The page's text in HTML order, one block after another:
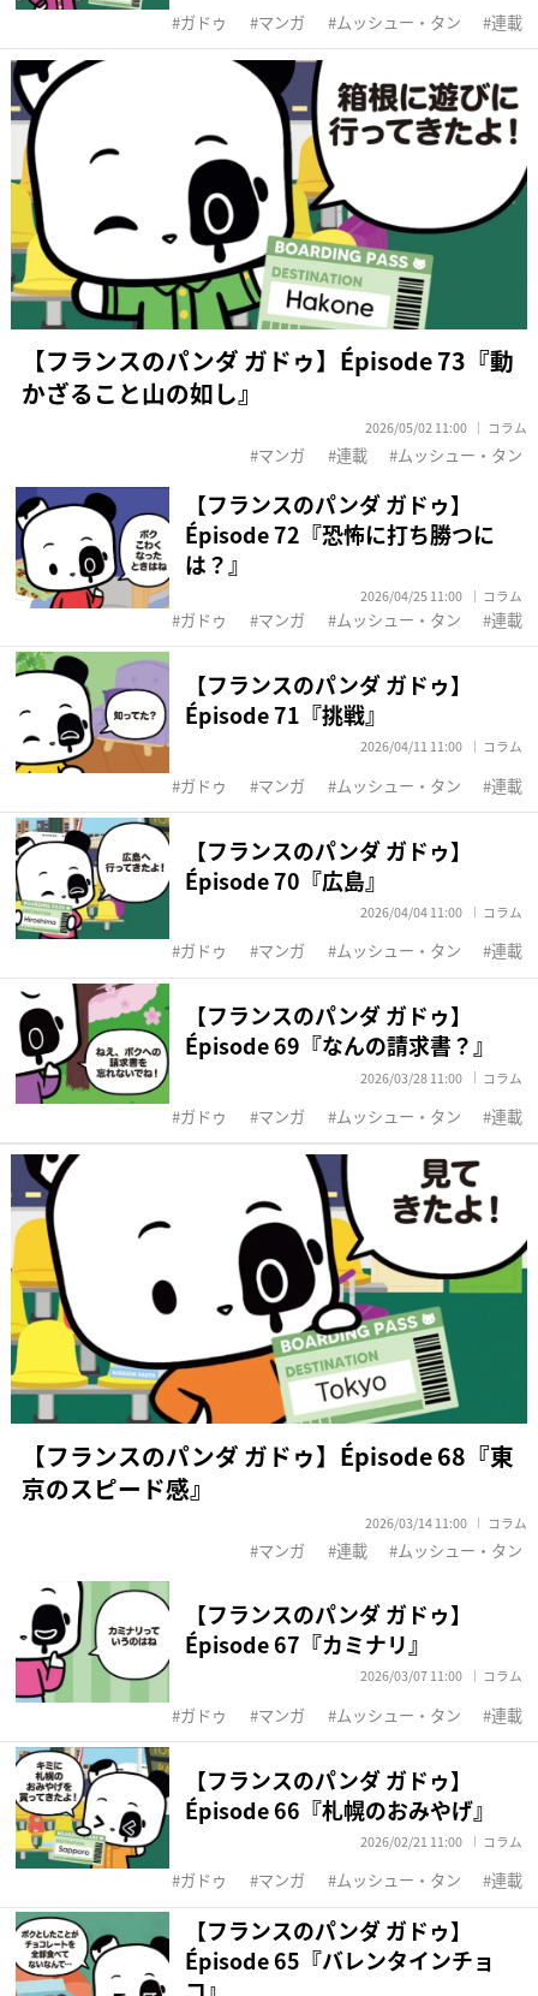
ガドゥ マンガ ムッシュー・タン 連載
【フランスのパンダ ガドゥ】Épisode 73『動
かざること山の如し』
2026/05/02 11:00 コラム
マンガ 連載 ムッシュー・タン
【フランスのパンダ ガドゥ】
Épisode 72『恐怖に打ち勝つに
は？』
2026/04/25 11:00 コラム
ガドゥ マンガ ムッシュー・タン 連載
【フランスのパンダ ガドゥ】
Épisode 71『挑戦』
2026/04/11 11:00 コラム
ガドゥ マンガ ムッシュー・タン 連載
【フランスのパンダ ガドゥ】
Épisode 70『広島』
2026/04/04 11:00 コラム
ガドゥ マンガ ムッシュー・タン 連載
【フランスのパンダ ガドゥ】
Épisode 69『なんの請求書？』
2026/03/28 11:00 コラム
ガドゥ マンガ ムッシュー・タン 連載
【フランスのパンダ ガドゥ】Épisode 68『東
京のスピード感』
2026/03/14 11:00 コラム
マンガ 連載 ムッシュー・タン
【フランスのパンダ ガドゥ】
Épisode 67『カミナリ』
2026/03/07 11:00 コラム
ガドゥ マンガ ムッシュー・タン 連載
【フランスのパンダ ガドゥ】
Épisode 66『札幌のおみやげ』
2026/02/21 11:00 コラム
ガドゥ マンガ ムッシュー・タン 連載
【フランスのパンダ ガドゥ】
Épisode 65『バレンタインチョ
コ』